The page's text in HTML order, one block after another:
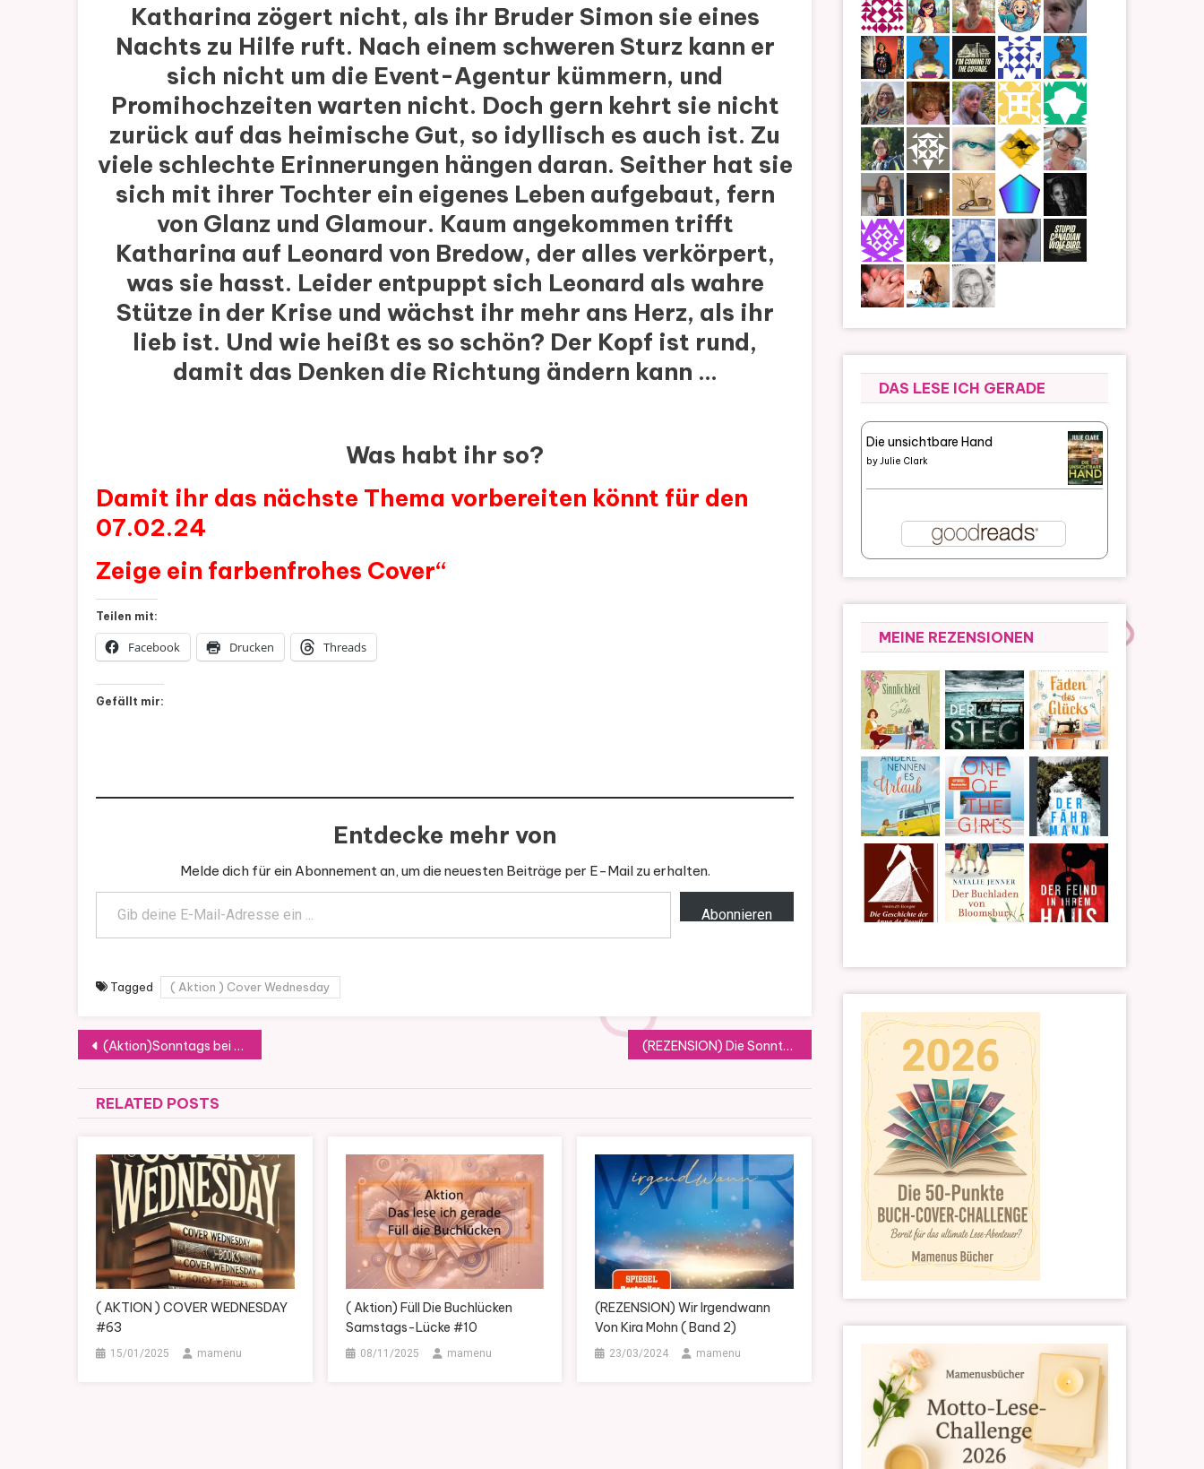
Katharina zögert nicht, als ihr Bruder Simon sie eines
Nachts zu Hilfe ruft. Nach einem schweren Sturz kann er
sich nicht um die Event-Agentur kümmern, und
Promihochzeiten warten nicht. Doch gern kehrt sie nicht
zurück auf das heimische Gut, so idyllisch es auch ist. Zu
viele schlechte Erinnerungen hängen daran. Seither hat sie
sich mit ihrer Tochter ein eigenes Leben aufgebaut, fern
von Glanz und Glamour. Kaum angekommen trifft
Katharina auf Leonard von Bredow, der alles verkörpert,
was sie hasst. Leider entpuppt sich Leonard als wahre
Stütze in der Krise und wächst ihr mehr ans Herz, als ihr
lieb ist. Und wie heißt es so schön? Der Kopf ist rund,
damit das Denken die Richtung ändern kann …
Was habt ihr so?
Damit ihr das nächste Thema vorbereiten könnt für den
07.02.24
Zeige ein farbenfrohes Cover“
Teilen mit:
Facebook Drucken Threads
Gefällt mir:
Entdecke mehr von
Melde dich für ein Abonnement an, um die neuesten Beiträge per E-Mail zu erhalten.
Gib deine E-Mail-Adresse ein ...
Abonnieren
Tagged ( Aktion ) Cover Wednesday
Beitragsnavigation
(Aktion)Sonntags bei Mamenu. SuBabbau! Mitmachaktion. (REZENSION) Die Sonntagsschwestern von Sonja Roos
RELATED POSTS
( AKTION ) COVER WEDNESDAY
#63
15/01/2025 mamenu
( Aktion) Füll Die Buchlücken
Samstags-Lücke #10
08/11/2025 mamenu
(REZENSION) Wir Irgendwann
Von Kira Mohn ( Band 2)
23/03/2024 mamenu
DAS LESE ICH GERADE
Die unsichtbare Hand
byJulie Clark
MEINE REZENSIONEN